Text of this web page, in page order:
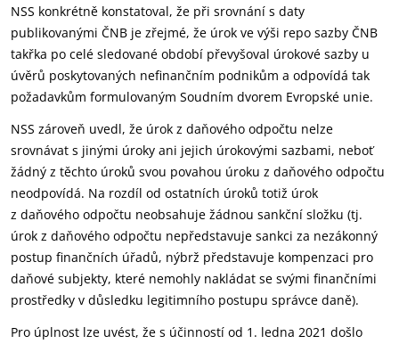
NSS konkrétně konstatoval, že při srovnání s daty
publikovanými ČNB je zřejmé, že úrok ve výši repo sazby ČNB
takřka po celé sledované období převyšoval úrokové sazby u
úvěrů poskytovaných nefinančním podnikům a odpovídá tak
požadavkům formulovaným Soudním dvorem Evropské unie.
NSS zároveň uvedl, že úrok z daňového odpočtu nelze
srovnávat s jinými úroky ani jejich úrokovými sazbami, neboť
žádný z těchto úroků svou povahou úroku z daňového odpočtu
neodpovídá. Na rozdíl od ostatních úroků totiž úrok
z daňového odpočtu neobsahuje žádnou sankční složku (tj.
úrok z daňového odpočtu nepředstavuje sankci za nezákonný
postup finančních úřadů, nýbrž představuje kompenzaci pro
daňové subjekty, které nemohly nakládat se svými finančními
prostředky v důsledku legitimního postupu správce daně).
Pro úplnost lze uvést, že s účinností od 1. ledna 2021 došlo